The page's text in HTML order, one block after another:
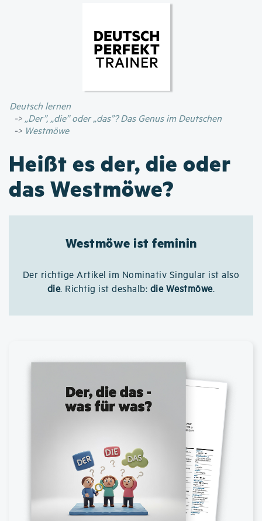
Inhalt
Deutsch lernen
„Der”, „die” oder „das”? Das Genus im Deutschen
Westmöwe
Heißt es der, die oder
das Westmöwe?
Westmöwe ist feminin
Der richtige Artikel im Nominativ Singular ist also
die. Richtig ist deshalb: die Westmöwe.